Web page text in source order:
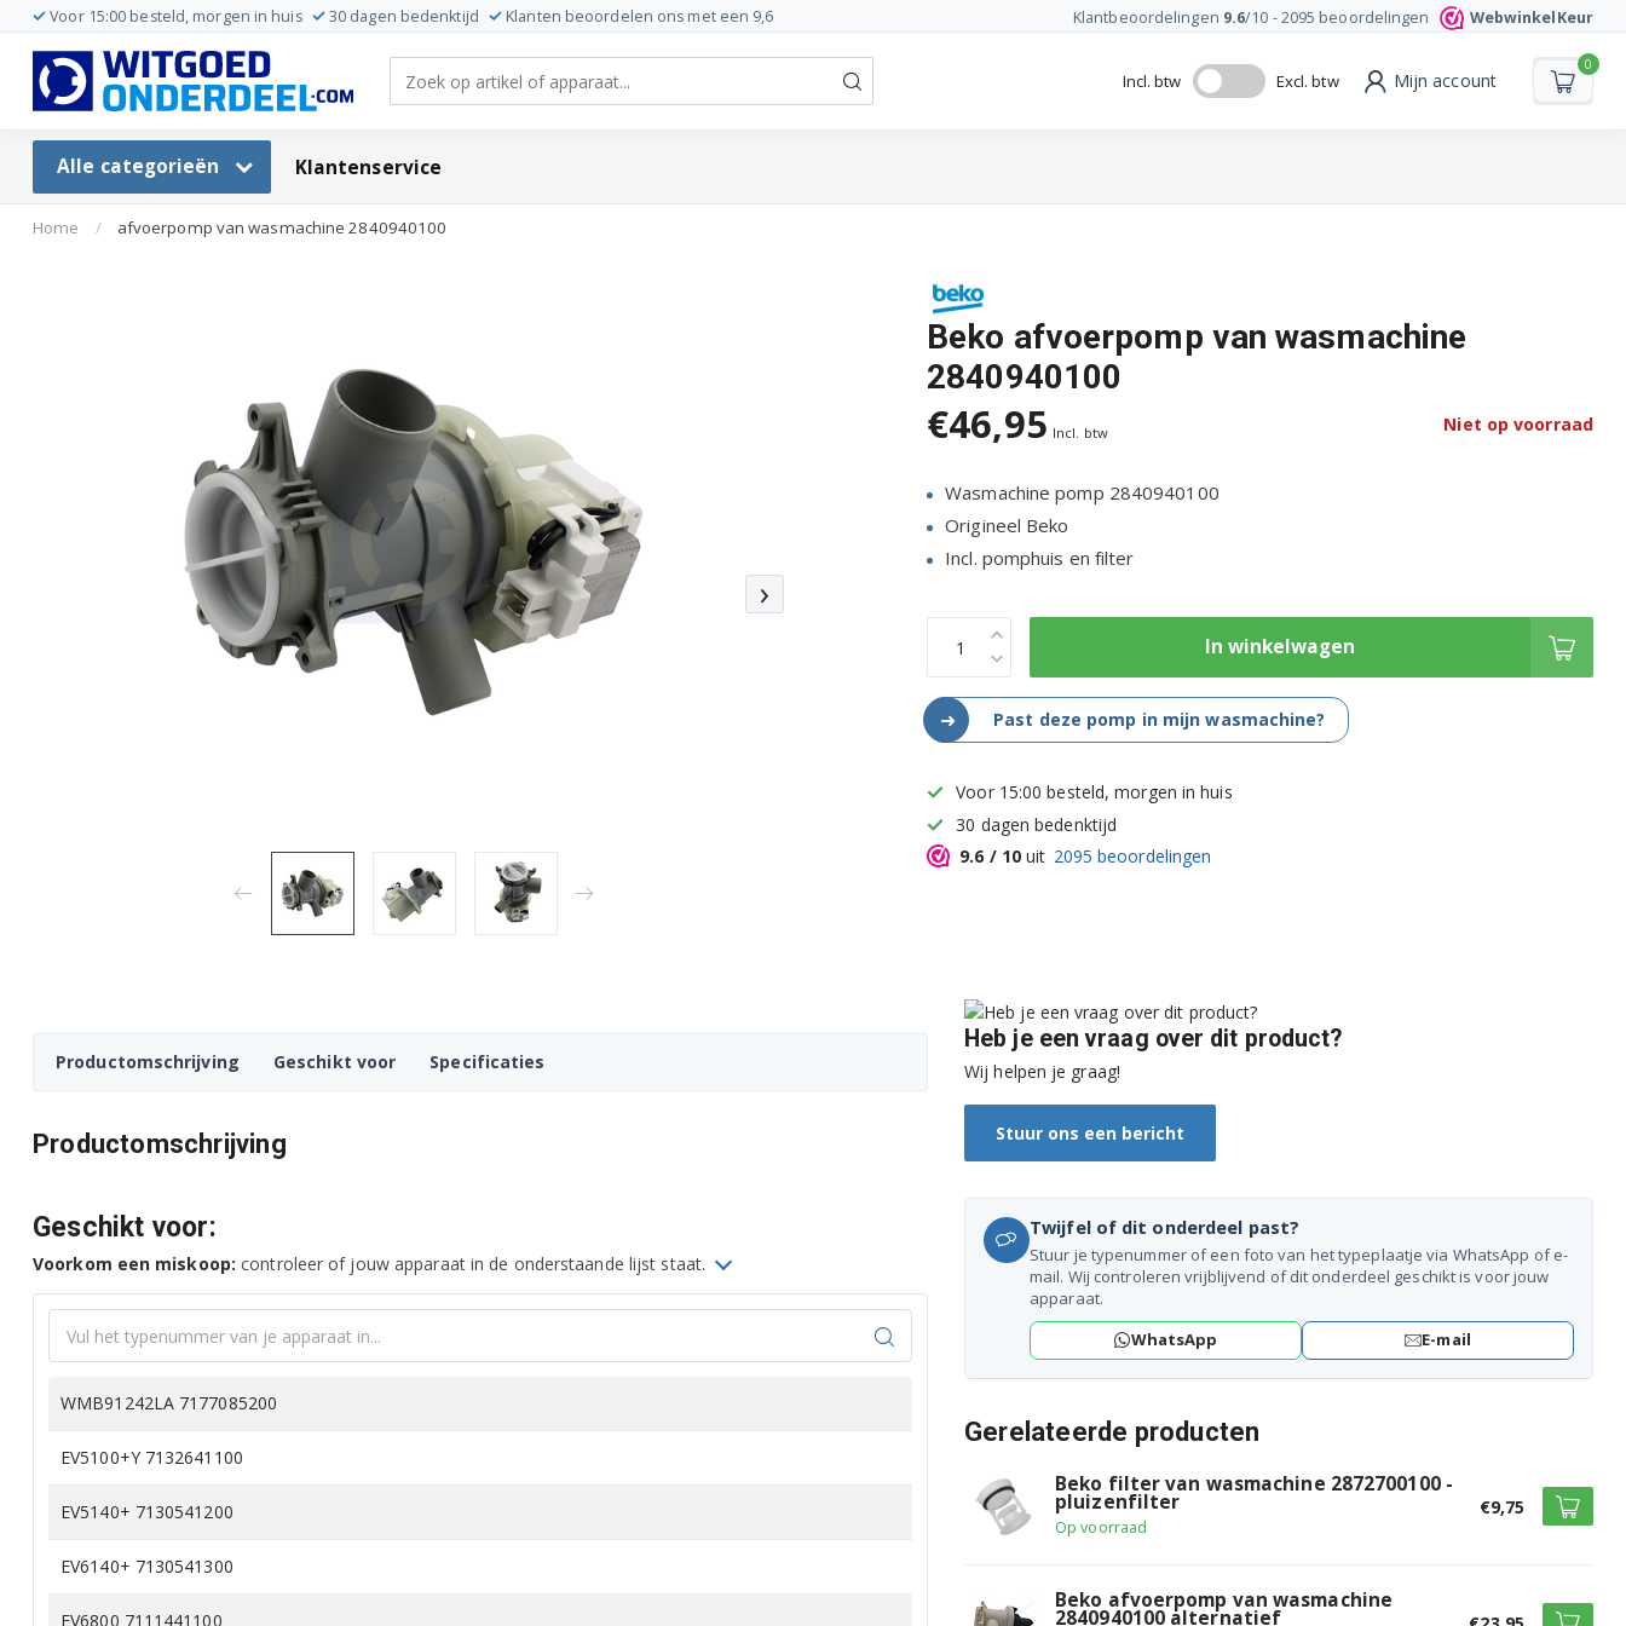
Voor 15:00 besteld, morgen in huis 30 dagen bedenktijd Klanten beoordelen ons met een 9,6 Klantbeoordelingen 9.6/10 -2095 beoordelingen WebwinkelKeur
Incl. btw Excl. btw Mijn account
0
Alle categorieën Klantenservice
Home / afvoerpomp van wasmachine 2840940100
›
Beko afvoerpomp van wasmachine
2840940100
€46,95 Incl. btw Niet op voorraad
Wasmachine pomp 2840940100
Origineel Beko
Incl. pomphuis en filter
In winkelwagen
➜ Past deze pomp in mijn wasmachine?
Voor 15:00 besteld, morgen in huis
30 dagen bedenktijd
9.6 / 10 uit 2095 beoordelingen
Productomschrijving Geschikt voor Specificaties
Productomschrijving
Geschikt voor:
Voorkom een miskoop: controleer of jouw apparaat in de onderstaande lijst staat.
WMB91242LA 7177085200
EV5100+Y 7132641100
EV5140+ 7130541200
EV6140+ 7130541300
EV6800 7111441100
Heb je een vraag over dit product?
Wij helpen je graag!
Stuur ons een bericht
Twijfel of dit onderdeel past?
Stuur je typenummer of een foto van het typeplaatje via WhatsApp of e-
mail. Wij controleren vrijblijvend of dit onderdeel geschikt is voor jouw
apparaat.
WhatsApp
E-mail
Gerelateerde producten
Beko filter van wasmachine 2872700100 -
pluizenfilter
Op voorraad
€9,75
Beko afvoerpomp van wasmachine
2840940100 alternatief